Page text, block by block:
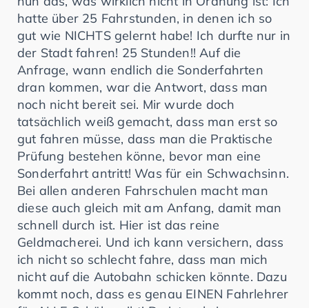
hatte über 25 Fahrstunden, in denen ich so
gut wie NICHTS gelernt habe! Ich durfte nur in
der Stadt fahren! 25 Stunden!! Auf die
Anfrage, wann endlich die Sonderfahrten
dran kommen, war die Antwort, dass man
noch nicht bereit sei. Mir wurde doch
tatsächlich weiß gemacht, dass man erst so
gut fahren müsse, dass man die Praktische
Prüfung bestehen könne, bevor man eine
Sonderfahrt antritt! Was für ein Schwachsinn.
Bei allen anderen Fahrschulen macht man
diese auch gleich mit am Anfang, damit man
schnell durch ist. Hier ist das reine
Geldmacherei. Und ich kann versichern, dass
ich nicht so schlecht fahre, dass man mich
nicht auf die Autobahn schicken könnte. Dazu
kommt noch, dass es genau EINEN Fahrlehrer